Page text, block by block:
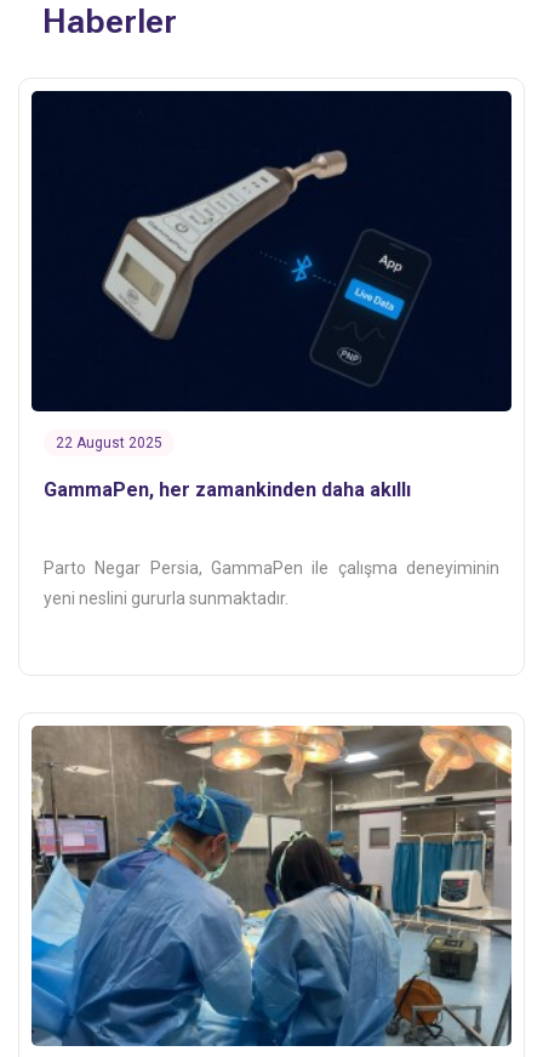
Haberler
22 August 2025
GammaPen, her zamankinden daha akıllı
Parto Negar Persia, GammaPen ile çalışma deneyiminin
yeni neslini gururla sunmaktadır.